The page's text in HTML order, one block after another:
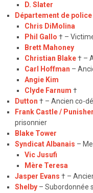
D. Slater
Département de
Chris DiMolina
Phil Gallo † –
Brett Mahoney
Christian Blake† –
Carl Hoffman –
Angie Kim
Clyde Farnum †
Dutton † – Ancien co-
Frank Castle / Punisher
prisonnier
Blake Tower
Syndicat Albanais –
Vic Jusufi
Mère Teresa
Jasper Evans † –
Shelby – Subordonnée